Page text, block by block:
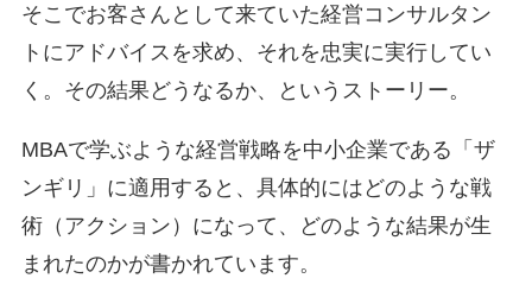
そこでお客さんとして来ていた経営コンサルタン
トにアドバイスを求め、それを忠実に実行してい
く。その結果どうなるか、というストーリー。
MBAで学ぶような経営戦略を中小企業である「ザ
ンギリ」に適用すると、具体的にはどのような戦
術（アクション）になって、どのような結果が生
まれたのかが書かれています。